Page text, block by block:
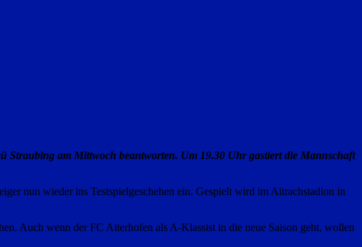
Straubing am Mittwoch beantworten. Um 19.30 Uhr gastiert die Mannschaft
nun wieder ins Testspielgeschehen ein. Gespielt wird im Aitrachstadion in
Auch wenn der FC Aiterhofen als A-Klassist in die neue Saison geht, wollen